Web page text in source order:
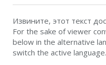
Извините, этот текст
For the sake of viewer
below in the alternative
switch the active language.